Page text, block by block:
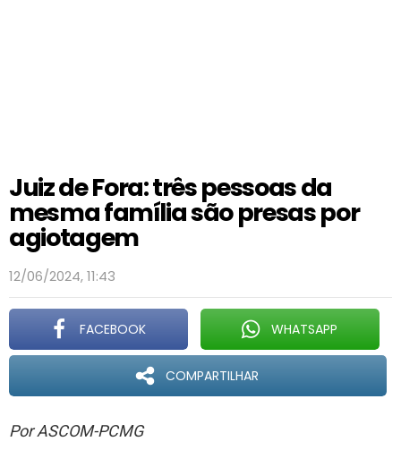
Juiz de Fora: três pessoas da
mesma família são presas por
agiotagem
12/06/2024, 11:43
FACEBOOK WHATSAPP
COMPARTILHAR
Por ASCOM-PCMG